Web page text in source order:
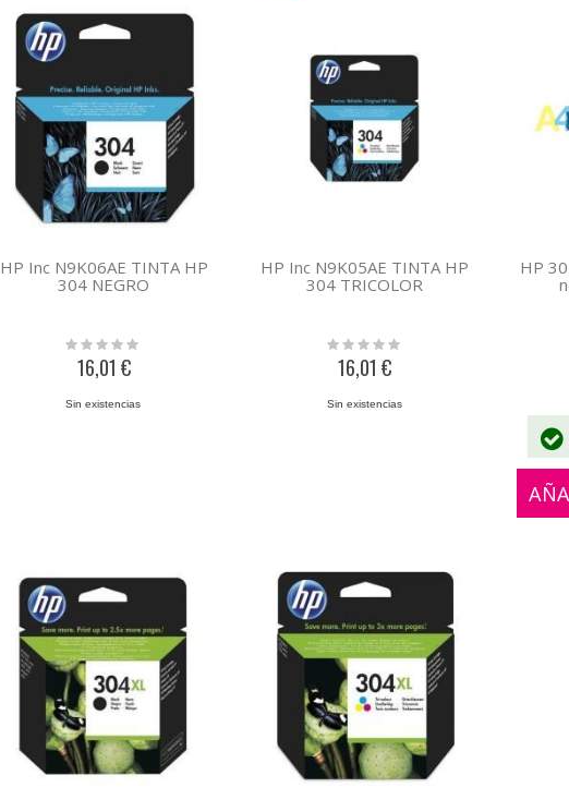
HP Inc N9K06AE TINTA HP
304 NEGRO
Rating:
16,01 €
Sin existencias
HP Inc N9K05AE TINTA HP
304 TRICOLOR
Rating:
16,01 €
Sin existencias
HP